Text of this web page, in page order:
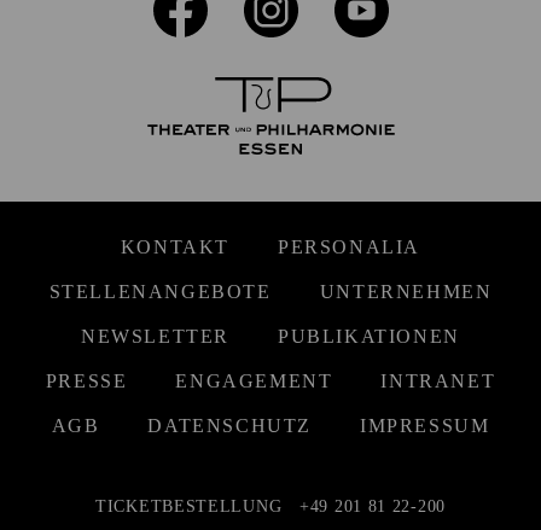
KONTAKT PERSONALIA
STELLENANGEBOTE UNTERNEHMEN
NEWSLETTER PUBLIKATIONEN
PRESSE ENGAGEMENT INTRANET
AGB DATENSCHUTZ IMPRESSUM
TICKETBESTELLUNG +49 201 81 22-200